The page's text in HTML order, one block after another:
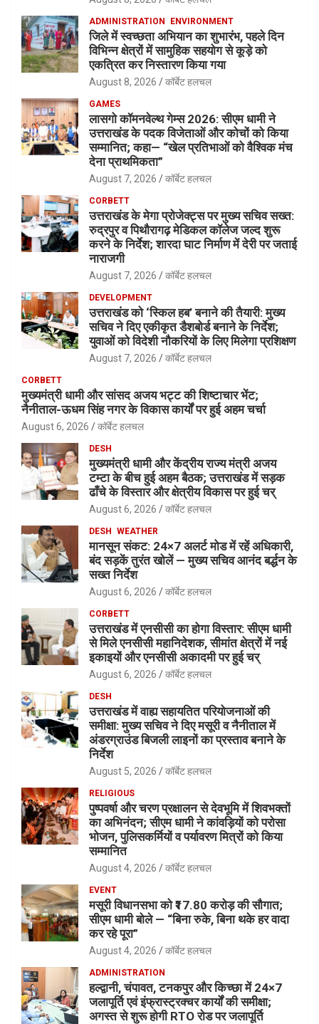
ADMINISTRATION ENVIRONMENT
जिले में स्वच्छता अभियान का शुभारंभ, पहले दिन
विभिन्न क्षेत्रों में सामुहिक सहयोग से कूड़े को
एकत्रित कर निस्तारण किया गया
August 8, 2026 कॉर्बेट हलचल
GAMES
लासगो कॉमनवेल्थ गेम्स 2026: सीएम धामी ने
उत्तराखंड के पदक विजेताओं और कोचों को किया
सम्मानित; कहा— “खेल प्रतिभाओं को वैश्विक मंच
देना प्राथमिकता”
August 7, 2026 कॉर्बेट हलचल
CORBETT
उत्तराखंड के मेगा प्रोजेक्ट्स पर मुख्य सचिव सख्त:
रुद्रपुर व पिथौरागढ़ मेडिकल कॉलेज जल्द शुरू
करने के निर्देश; शारदा घाट निर्माण में देरी पर जताई
नाराजगी
August 7, 2026 कॉर्बेट हलचल
DEVELOPMENT
उत्तराखंड को ‘स्किल हब’ बनाने की तैयारी: मुख्य
सचिव ने दिए एकीकृत डैशबोर्ड बनाने के निर्देश;
युवाओं को विदेशी नौकरियों के लिए मिलेगा प्रशिक्षण
August 7, 2026 कॉर्बेट हलचल
CORBETT
मुख्यमंत्री धामी और सांसद अजय भट्ट की शिष्टाचार भेंट;
नैनीताल-ऊधम सिंह नगर के विकास कार्यों पर हुई अहम चर्चा
August 6, 2026 कॉर्बेट हलचल
DESH
मुख्यमंत्री धामी और केंद्रीय राज्य मंत्री अजय
टम्टा के बीच हुई अहम बैठक; उत्तराखंड में सड़क
ढाँचे के विस्तार और क्षेत्रीय विकास पर हुई चर्
August 6, 2026 कॉर्बेट हलचल
DESH WEATHER
मानसून संकट: 24×7 अलर्ट मोड में रहें अधिकारी,
बंद सड़कें तुरंत खोलें — मुख्य सचिव आनंद बर्द्धन के
सख्त निर्देश
August 6, 2026 कॉर्बेट हलचल
CORBETT
उत्तराखंड में एनसीसी का होगा विस्तार: सीएम धामी
से मिले एनसीसी महानिदेशक, सीमांत क्षेत्रों में नई
इकाइयों और एनसीसी अकादमी पर हुई चर्
August 6, 2026 कॉर्बेट हलचल
DESH
उत्तराखंड में वाह्य सहायतित परियोजनाओं की
समीक्षा: मुख्य सचिव ने दिए मसूरी व नैनीताल में
अंडरग्राउंड बिजली लाइनों का प्रस्ताव बनाने के
निर्देश
August 5, 2026 कॉर्बेट हलचल
RELIGIOUS
पुष्पवर्षा और चरण प्रक्षालन से देवभूमि में शिवभक्तों
का अभिनंदन; सीएम धामी ने कांवड़ियों को परोसा
भोजन, पुलिसकर्मियों व पर्यावरण मित्रों को किया
सम्मानित
August 4, 2026 कॉर्बेट हलचल
EVENT
मसूरी विधानसभा को ₹17.80 करोड़ की सौगात;
सीएम धामी बोले — “बिना रुके, बिना थके हर वादा
कर रहे पूरा”
August 4, 2026 कॉर्बेट हलचल
ADMINISTRATION
हल्द्वानी, चंपावत, टनकपुर और किच्छा में 24×7
जलापूर्ति एवं इंफ्रास्ट्रक्चर कार्यों की समीक्षा;
अगस्त से शुरू होगी RTO रोड पर जलापूर्ति